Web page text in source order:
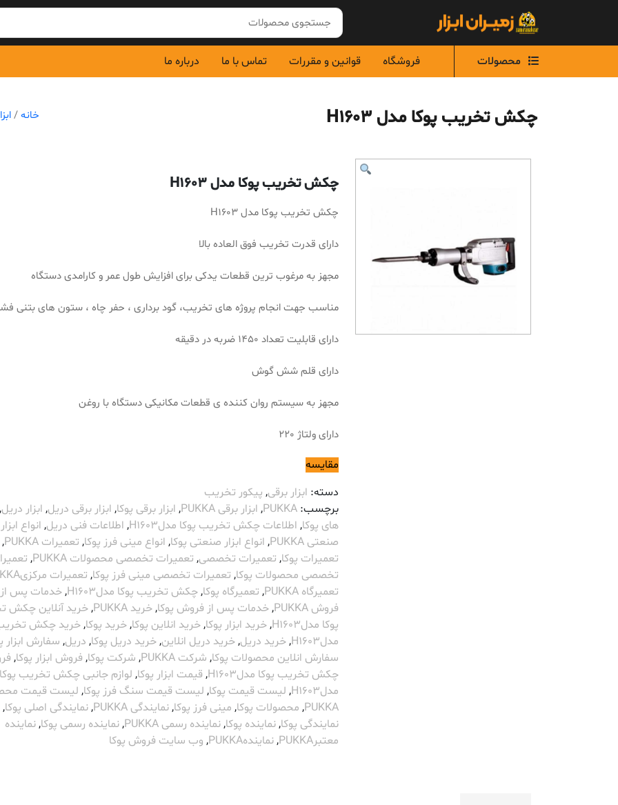
محصولات فروشگاه قوانین و مقررات تماس با ما درباره ما
چکش تخریب پوکا مدل H1603 خانه /
چکش تخریب پوکا مدل H1603
چکش تخریب پوکا مدل H1603
دارای قدرت تخریب فوق العاده بالا
مجهز به مرغوب ترین قطعات یدکی برای افزایش طول عمر و کارامدی دستگاه
مناسب جهت انجام پروژه های تخریب، گود برداری ، حفر چاه ، ستون های بتنی
دارای قابلیت تعداد 1450 ضربه در دقیقه
دارای قلم شش گوش
مجهز به سیستم روان کننده ی قطعات مکانیکی دستگاه با روغن
دارای ولتاژ 220
مقایسه
دسته: ابزار برقی, پیکور تخریب
برچسب: PUKKA
, ابزار برقی PUKKA , ابزار برقی پوکا, ابزار برقی دریل, ابزار دریل,
های پوکا, اطلاعات چکش تخریب پوکا مدلH1603 , اطلاعات فنی دریل, انواع ابزار
صنعتی PUKKA
, انواع ابزار صنعتی پوکا, انواع مینی فرز پوکا, تعمیرات PUKKA
,
تعمیرات پوکا, تعمیرات تخصصی, تعمیرات تخصصی محصولات PUKKA ,
تخصصی محصولات پوکا, تعمیرات تخصصی مینی فرز پوکا, تعمیرات مرکزیPUKKA
تعمیرگاه PUKKA
, تعمیرگاه پوکا,چکش تخریب پوکا مدلH1603 ,خدمات پس از
فروش PUKKA
,خدمات پس از فروش پوکا,خرید PUKKA ,خرید آنلاین چکش
پوکا مدلH1603
,خرید ابزار پوکا,خرید انلاین پوکا,خرید پوکا,خرید چکش
مدلH1603
,خرید دریل,خرید دریل انلاین,خرید دریل پوکا, دریل, سفارش ابزار
سفارش انلاین محصولات پوکا, شرکت PUKKA , شرکت پوکا, فروش ابزار پوکا,
چکش تخریب پوکا مدلH1603
, قیمت ابزار پوکا, لوازم جانبی چکش تخریب پوکا
مدلH1603
, لیست قیمت پوکا, لیست قیمت سنگ فرز پوکا, لیست قیمت
PUKKA
, محصولات پوکا, مینی فرز پوکا,نمایندگی PUKKA ,نمایندگی اصلی پوکا,
نمایندگی پوکا,نماینده پوکا,نماینده رسمی PUKKA ,نماینده رسمی پوکا,نماینده
معتبرPUKKA
,نمایندهPUKKA , وب سایت فروش پوکا